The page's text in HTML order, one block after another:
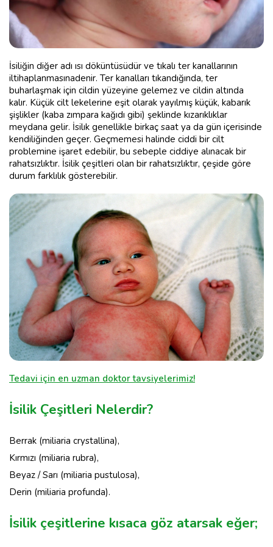
İsiliğin diğer adı ısı döküntüsüdür ve tıkalı ter kanallarının
iltihaplanmasınadenir. Ter kanalları tıkandığında, ter
buharlaşmak için cildin yüzeyine gelemez ve cildin altında
kalır. Küçük cilt lekelerine eşit olarak yayılmış küçük, kabarık
şişlikler (kaba zımpara kağıdı gibi) şeklinde kızarıklıklar
meydana gelir. İsilık genellikle birkaç saat ya da gün içerisinde
kendiliğinden geçer. Geçmemesi halinde ciddi bir cilt
problemine işaret edebilir, bu sebeple ciddiye alınacak bir
rahatsızlıktır. İsilik çeşitleri olan bir rahatsızlıktır, çeşide göre
durum farklılık gösterebilir.
Tedavi için en uzman doktor tavsiyelerimiz!
İsilik Çeşitleri Nelerdir?
Berrak (miliaria crystallina),
Kırmızı (miliaria rubra),
Beyaz / Sarı (miliaria pustulosa),
Derin (miliaria profunda).
İsilik çeşitlerine kısaca göz atarsak eğer;